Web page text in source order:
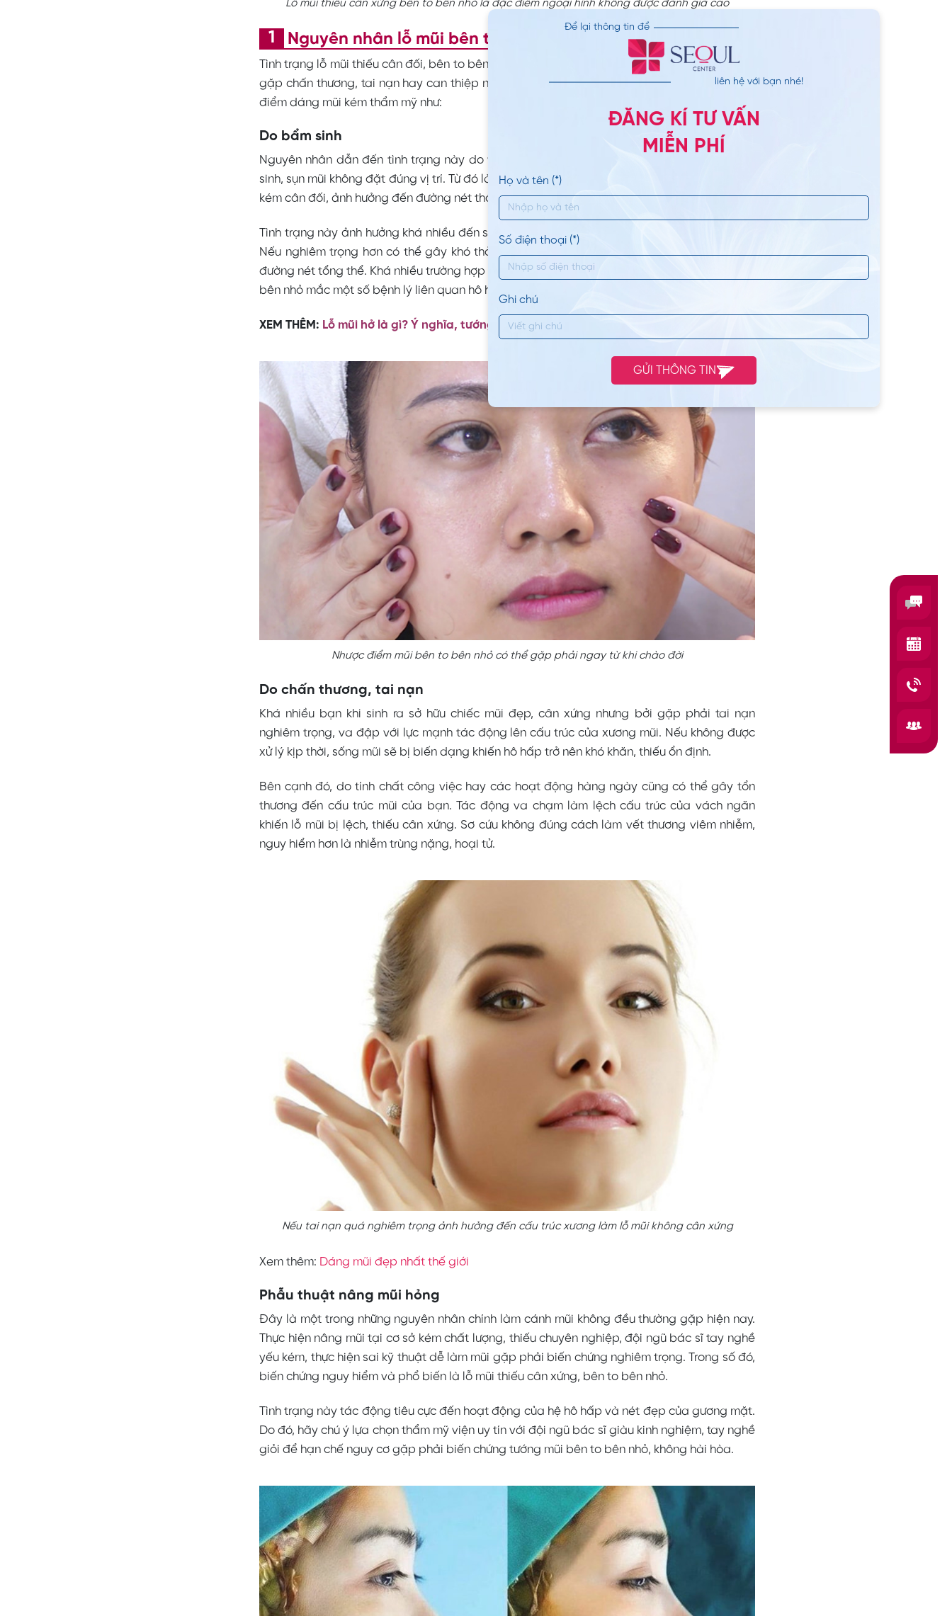
Lỗ mũi thiếu cân xứng bên to bên nhỏ là đặc điểm ngoại hình không được đánh giá cao
Nguyên nhân lỗ mũi bên to bên nhỏ
Tình trạng lỗ mũi thiếu cân đối, bên to bên nhỏ xảy ra do một số nguyên nhân như di truyền,
gặp chấn thương, tai nạn hay can thiệp nâng mũi hỏng. Cụ thể một số lý do dẫn đến đặc
điểm dáng mũi kém thẩm mỹ như:
Do bẩm sinh
Nguyên nhân dẫn đến tình trạng này do vách ngăn của sống mũi bị lệch bởi yếu tố bẩm
sinh, sụn mũi không đặt đúng vị trí. Từ đó làm cánh mũi nghiêng, vẹo sang 1 bên khiến lỗ mũi
kém cân đối, ảnh hưởng đến đường nét thẩm mỹ tổng quát của khuôn mặt.
Tình trạng này ảnh hưởng khá nhiều đến sức khỏe bạn, hệ hô hấp hoạt động thiếu ổn định.
Nếu nghiêm trọng hơn có thể gây khó thở và làm gương mặt thiếu cân xứng, hài hòa với
đường nét tổng thể. Khá nhiều trường hợp gặp tình trạng cánh mũi không đều, lỗ mũi bên to
bên nhỏ mắc một số bệnh lý liên quan hô hấp như hen suyễn, viêm phổi,…
XEM THÊM: Lỗ mũi hở là gì? Ý nghĩa, tướng số tốt hay xấu ở nam và nữ?
Nhược điểm mũi bên to bên nhỏ có thể gặp phải ngay từ khi chào đời
Do chấn thương, tai nạn
Khá nhiều bạn khi sinh ra sở hữu chiếc mũi đẹp, cân xứng nhưng bởi gặp phải tai nạn
nghiêm trọng, va đập với lực mạnh tác động lên cấu trúc của xương mũi. Nếu không được
xử lý kịp thời, sống mũi sẽ bị biến dạng khiến hô hấp trở nên khó khăn, thiếu ổn định.
Bên cạnh đó, do tính chất công việc hay các hoạt động hàng ngày cũng có thể gây tổn
thương đến cấu trúc mũi của bạn. Tác động va chạm làm lệch cấu trúc của vách ngăn
khiến lỗ mũi bị lệch, thiếu cân xứng. Sơ cứu không đúng cách làm vết thương viêm nhiễm,
nguy hiểm hơn là nhiễm trùng nặng, hoại tử.
Nếu tai nạn quá nghiêm trọng ảnh hưởng đến cấu trúc xương làm lỗ mũi không cân xứng
Xem thêm: Dáng mũi đẹp nhất thế giới
Phẫu thuật nâng mũi hỏng
Đây là một trong những nguyên nhân chính làm cánh mũi không đều thường gặp hiện nay.
Thực hiện nâng mũi tại cơ sở kém chất lượng, thiếu chuyên nghiệp, đội ngũ bác sĩ tay nghề
yếu kém, thực hiện sai kỹ thuật dễ làm mũi gặp phải biến chứng nghiêm trọng. Trong số đó,
biến chứng nguy hiểm và phổ biến là lỗ mũi thiếu cân xứng, bên to bên nhỏ.
Tình trạng này tác động tiêu cực đến hoạt động của hệ hô hấp và nét đẹp của gương mặt.
Do đó, hãy chú ý lựa chọn thẩm mỹ viện uy tín với đội ngũ bác sĩ giàu kinh nghiệm, tay nghề
giỏi để hạn chế nguy cơ gặp phải biến chứng tướng mũi bên to bên nhỏ, không hài hòa.
Để lại thông tin để
liên hệ với bạn nhé!
ĐĂNG KÍ TƯ VẤN
MIỄN PHÍ
Họ và tên (*)
Số điện thoại (*)
Ghi chú
GỬI THÔNG TIN